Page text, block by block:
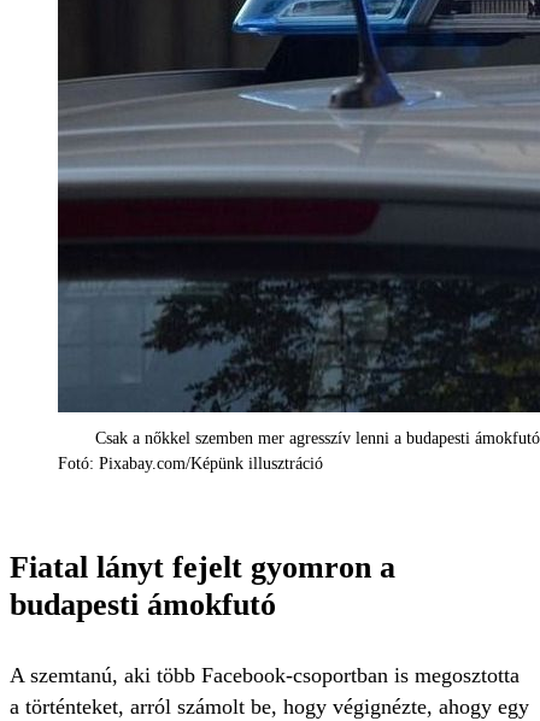
Csak a nőkkel szemben mer agresszív lenni a budapesti
Fotó: Pixabay.com/Képünk illusztráció
Fiatal lányt fejelt gyomron a
budapesti ámokfutó
A szemtanú, aki több Facebook-csoportban is megosztotta
a történteket, arról számolt be, hogy végignézte, ahogy egy